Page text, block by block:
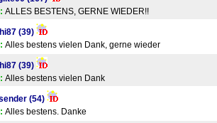
ALLES BESTENS, GERNE WIEDER!!
(39)
Alles bestens vielen Dank, gerne wieder
(39)
Alles bestens vielen Dank
(54)
Alles bestens. Danke